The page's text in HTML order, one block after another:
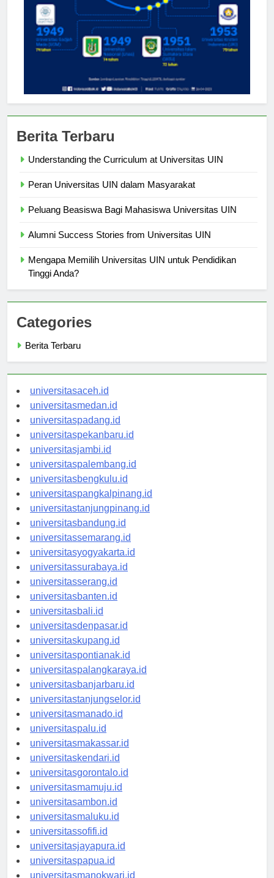
Berita Terbaru
Understanding the Curriculum at Universitas UIN
Peran Universitas UIN dalam Masyarakat
Peluang Beasiswa Bagi Mahasiswa Universitas UIN
Alumni Success Stories from Universitas UIN
Mengapa Memilih Universitas UIN untuk Pendidikan
Tinggi Anda?
Categories
Berita Terbaru
universitasaceh.id
universitasmedan.id
universitaspadang.id
universitaspekanbaru.id
universitasjambi.id
universitaspalembang.id
universitasbengkulu.id
universitaspangkalpinang.id
universitastanjungpinang.id
universitasbandung.id
universitassemarang.id
universitasyogyakarta.id
universitassurabaya.id
universitasserang.id
universitasbanten.id
universitasbali.id
universitasdenpasar.id
universitaskupang.id
universitaspontianak.id
universitaspalangkaraya.id
universitasbanjarbaru.id
universitastanjungselor.id
universitasmanado.id
universitaspalu.id
universitasmakassar.id
universitaskendari.id
universitasgorontalo.id
universitasmamuju.id
universitasambon.id
universitasmaluku.id
universitassofifi.id
universitasjayapura.id
universitaspapua.id
universitasmanokwari.id